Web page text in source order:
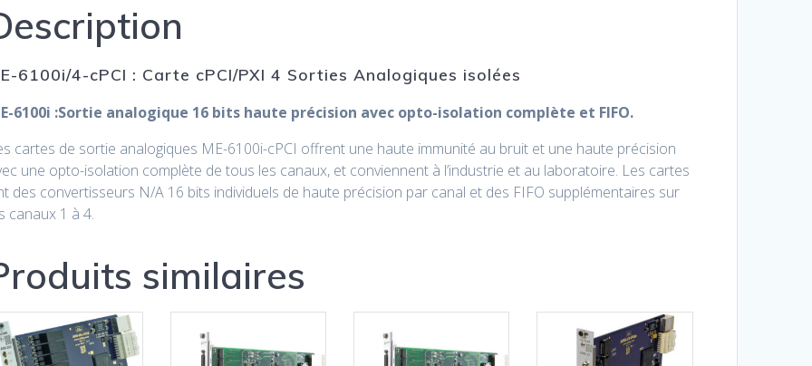
6100i/4-cPCI : Carte cPCI/PXI 4 Sorties Analogiques isolées
6100i :Sortie analogique 16 bits haute précision avec opto-isolation complète et FIFO.
cartes de sortie analogiques ME-6100i-cPCI offrent une haute immunité au bruit et une haute précision
une opto-isolation complète de tous les canaux, et conviennent à l’industrie et au laboratoire. Les cartes
des convertisseurs N/A 16 bits individuels de haute précision par canal et des FIFO supplémentaires sur
canaux 1 à 4.
similaires